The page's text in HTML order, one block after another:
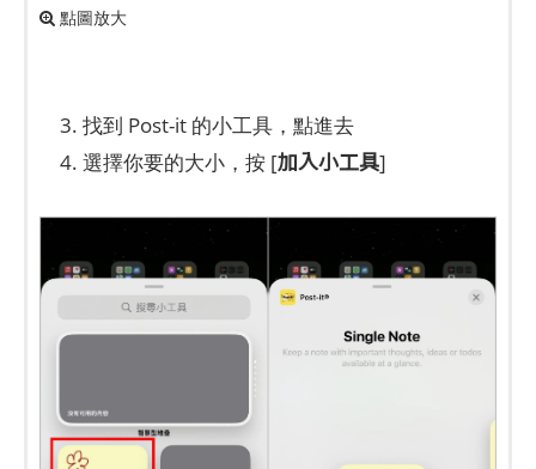
點圖放大
3. 找到 Post-it 的小工具，點進去
4. 選擇你要的大小，按 [加入小工具]